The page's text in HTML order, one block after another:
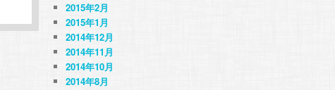
2015年2月
2015年1月
2014年12月
2014年11月
2014年10月
2014年8月